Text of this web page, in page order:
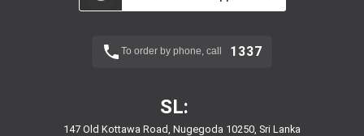
To order by phone, call 1337
SL:
147 Old Kottawa Road, Nugegoda 10250, Sri Lanka